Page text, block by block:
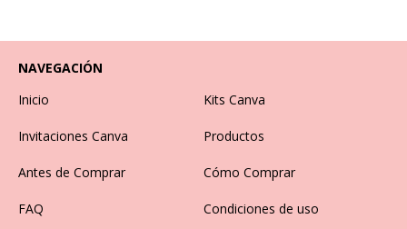
NAVEGACIÓN
Inicio
Kits Canva
Invitaciones Canva Productos
Antes de Comprar Cómo Comprar
FAQ Condiciones de uso